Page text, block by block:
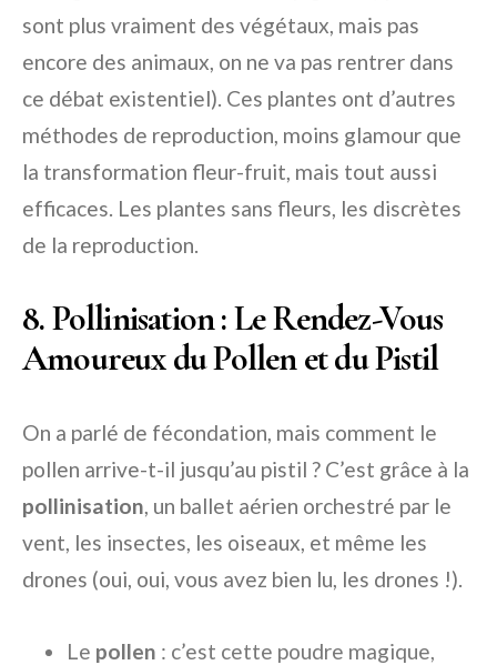
sont plus vraiment des végétaux, mais pas
encore des animaux, on ne va pas rentrer dans
ce débat existentiel). Ces plantes ont d’autres
méthodes de reproduction, moins glamour que
la transformation fleur-fruit, mais tout aussi
efficaces. Les plantes sans fleurs, les discrètes
de la reproduction.
8. Pollinisation : Le Rendez-Vous
Amoureux du Pollen et du Pistil
On a parlé de fécondation, mais comment le
pollen arrive-t-il jusqu’au pistil ? C’est grâce à la
pollinisation, un ballet aérien orchestré par le
vent, les insectes, les oiseaux, et même les
drones (oui, oui, vous avez bien lu, les drones !).
Le pollen : c’est cette poudre magique,